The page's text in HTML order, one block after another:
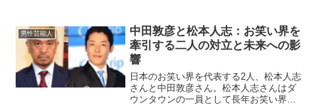
こ？樋渡知樹さんは、アメリカのニュー
ジャージー州イングルウッ...
男性芸能人
中田敦彦と松本人志：お笑い界を
牽引する二人の対立と未来への影
響
日本のお笑い界を代表する2人、松本人志
さんと中田敦彦さん。松本人志さんはダ
ウンタウンの一員として長年お笑い界の